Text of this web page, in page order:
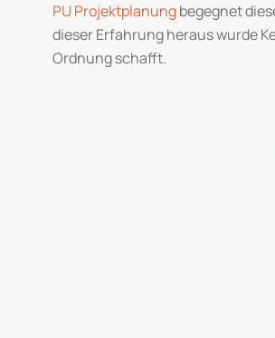
PU Projektplanungbegegnet
dieser Erfahrung heraus wurde
Ordnung schafft.